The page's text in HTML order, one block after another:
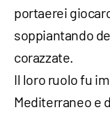
portaerei
soppiantando
corazzate.
Il loro ruolo fu
Mediterraneo e